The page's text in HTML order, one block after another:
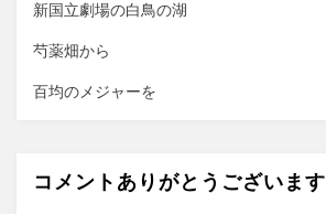
新国立劇場の白鳥の湖
芍薬畑から
百均のメジャーを
コメントありがとうございます